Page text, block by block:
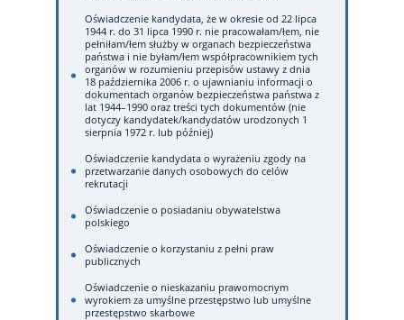
Oświadczenie kandydata, że w okresie od 22 lipca
1944 r. do 31 lipca 1990 r. nie pracowałam/łem, nie
pełniłam/łem służby w organach bezpieczeństwa
państwa i nie byłam/łem współpracownikiem tych
organów w rozumieniu przepisów ustawy z dnia
18 października 2006 r. o ujawnianiu informacji o
dokumentach organów bezpieczeństwa państwa z
lat 1944–1990 oraz treści tych dokumentów (nie
dotyczy kandydatek/kandydatów urodzonych 1
sierpnia 1972 r. lub później)
Oświadczenie kandydata o wyrażeniu zgody na
przetwarzanie danych osobowych do celów
rekrutacji
Oświadczenie o posiadaniu obywatelstwa
polskiego
Oświadczenie o korzystaniu z pełni praw
publicznych
Oświadczenie o nieskazaniu prawomocnym
wyrokiem za umyślne przestępstwo lub umyślne
przestępstwo skarbowe